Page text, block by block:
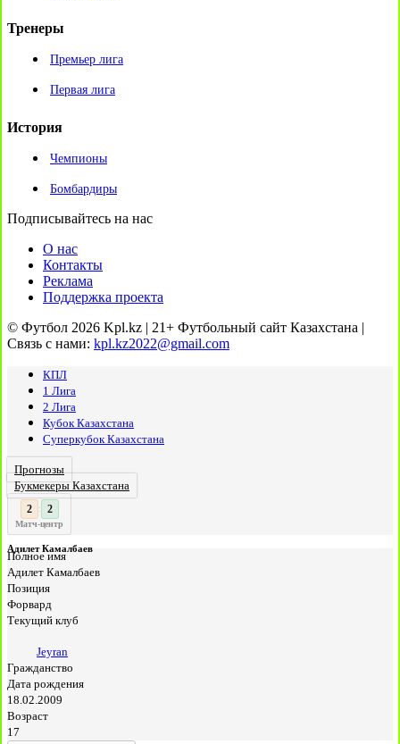
Тренеры
Премьер лига
Первая лига
История
Чемпионы
Бомбардиры
Подписывайтесь на нас
О нас
Контакты
Реклама
Поддержка проекта
© Футбол 2026 Kpl.kz | 21+ Футбольный сайт Казахстана |
Связь с нами: kpl.kz2022@gmail.com
КПЛ
1 Лига
2 Лига
Кубок Казахстана
Суперкубок Казахстана
Прогнозы
Букмекеры Казахстана
3
:
Матч-центр
Адилет Камалбаев
Полное имя
Адилет Камалбаев
Позиция
Форвард
Текущий клуб
Jeyran
Гражданство
Дата рождения
18.02.2009
Возраст
17